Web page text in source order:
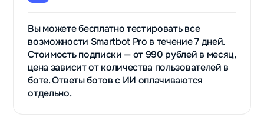
Вы можете бесплатно тестировать все
возможности Smartbot Pro в течение 7 дней.
Стоимость подписки — от 990 рублей в месяц,
цена зависит от количества пользователей в
боте. Ответы ботов с ИИ оплачиваются
отдельно.